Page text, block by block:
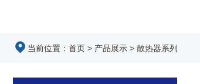
当前位置： 首页 > 产品展示 > 散热器系列